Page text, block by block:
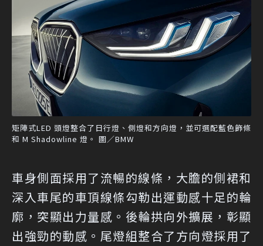
矩陣式LED 頭燈整合了日行燈、側燈和方向燈，並可選配藍色飾條
和 M Shadowline 燈。 圖／BMW
車身側面採用了流暢的線條，大膽的側裙和
深入車尾的車頂線條勾勒出運動感十足的輪
廓，突顯出力量感。後輪拱向外擴展，彰顯
出強勁的動感。尾燈組整合了方向燈採用了